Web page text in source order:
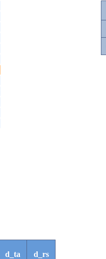
d_ta d_rs